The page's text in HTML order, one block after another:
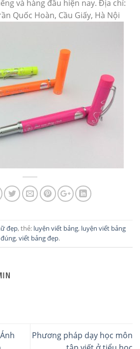
và hàng đầu hiện nay. Địa chỉ:
Quốc Hoàn, Cầu Giấy, Hà Nội
đẹp, thẻ: luyện viết bảng, luyện viết bảng
đúng,viết bảng đẹp.
Phương pháp dạy học môn